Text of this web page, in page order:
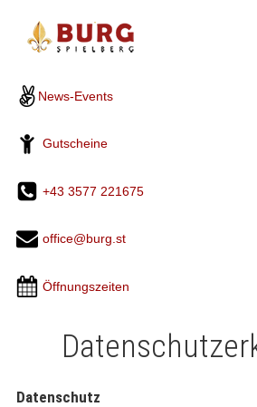
News-Events
Gutscheine
+43 3577 221675
office@burg.st
Öffnungszeiten
Datenschutz